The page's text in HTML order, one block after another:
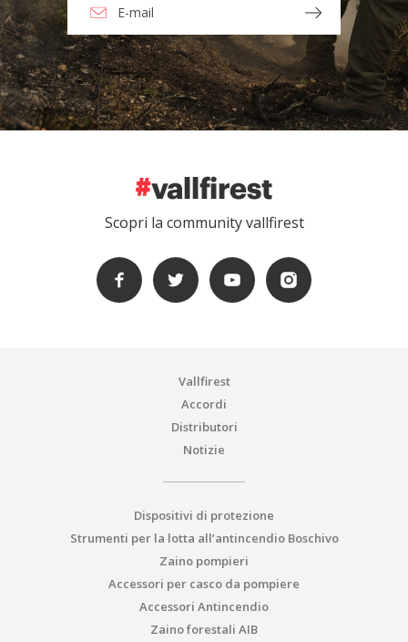
Scopri la community vallfirest
Vallfirest
Accordi
Distributori
Notizie
Dispositivi di protezione
Strumenti per la lotta all’antincendio Boschivo
Zaino pompieri
Accessori per casco da pompiere
Accessori Antincendio
Zaino forestali AIB